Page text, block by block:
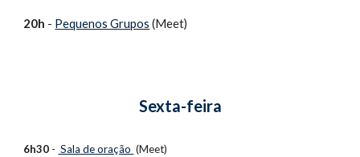
20h - Pequenos Grupos (Meet)
Sexta-feira
6h30 - Sala de oração (Meet)